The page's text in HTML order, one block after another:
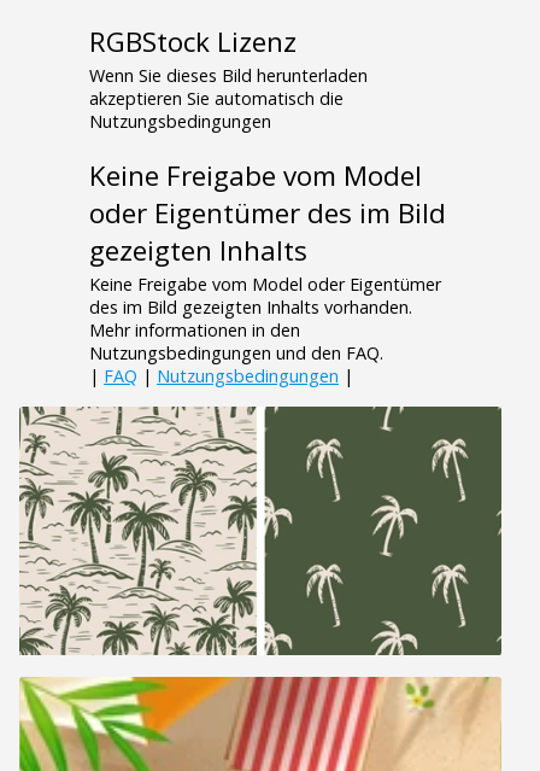
RGBStock Lizenz
Wenn Sie dieses Bild herunterladen
akzeptieren Sie automatisch die
Nutzungsbedingungen
Keine Freigabe vom Model
oder Eigentümer des im Bild
gezeigten Inhalts
Keine Freigabe vom Model oder Eigentümer
des im Bild gezeigten Inhalts vorhanden.
Mehr informationen in den
Nutzungsbedingungen und den FAQ.
| FAQ | Nutzungsbedingungen |